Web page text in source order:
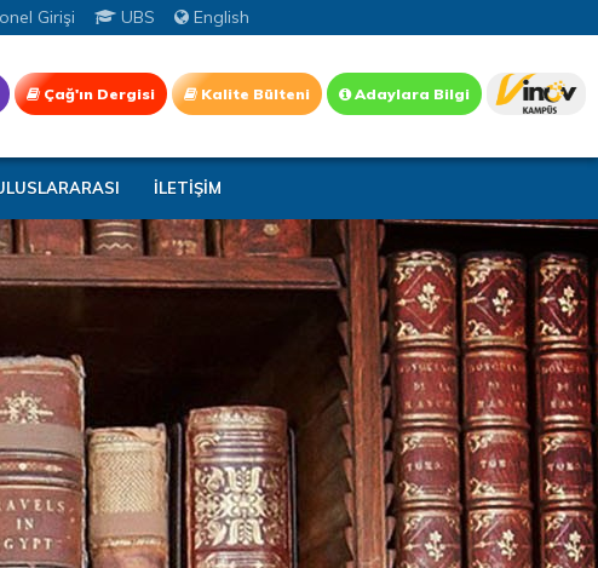
Girişi UBS English
Çağ'ın Dergisi Kalite Bülteni Adaylara Bilgi
İLETİŞİM